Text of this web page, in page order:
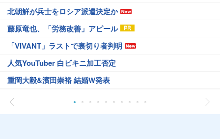
北朝鮮が兵士をロシア派遣決定か
藤原竜也、「労務改善」アピール
「VIVANT」ラストで裏切り者判明
人気YouTuber 白ビキニ加工否定
重岡大毅&濱田崇裕 結婚W発表